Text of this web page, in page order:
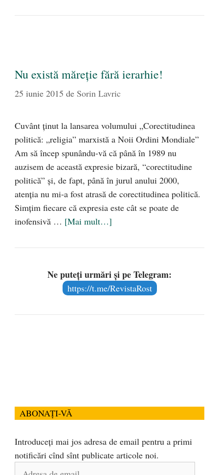
Nu există măreţie fără ierarhie!
25 iunie 2015 de Sorin Lavric
Cuvânt ţinut la lansarea volumului „Corectitudinea
politică: „religia” marxistă a Noii Ordini Mondiale”
Am să încep spunându-vă că până în 1989 nu
auzisem de această expresie bizară, “corectitudine
politică” și, de fapt, până în jurul anului 2000,
atenția nu mi-a fost atrasă de corectitudinea politică.
Simțim fiecare că expresia este cât se poate de
inofensivă … [Mai mult…]
Ne puteți urmări și pe Telegram:
https://t.me/RevistaRost
ABONAȚI-VĂ
Introduceți mai jos adresa de email pentru a primi
notificări cînd sînt publicate articole noi.
Adresa